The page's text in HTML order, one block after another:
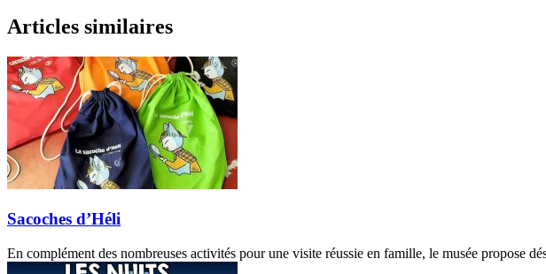
Articles similaires
Sacoches d’Héli
En complément des nombreuses activités pour une visite réussie en famille, le musée propose